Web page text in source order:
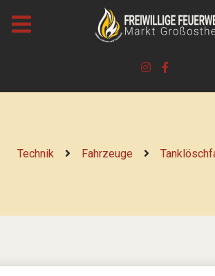
Technik Fahrzeuge